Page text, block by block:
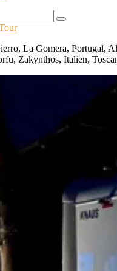
Search
La Gomera, Portugal,
Zakynthos, Italien,